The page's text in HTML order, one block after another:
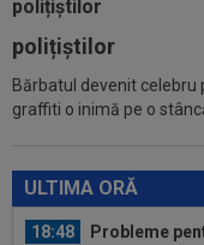
polițiștilor
Bărbatul devenit celebru
graffiti o inimă pe o
ULTIMA ORĂ
18:20
(P) O nouă
Superbet pentru etapa
18:51 LIVE
Bistrița 0-0, ACUM,
21:30, la DGS 1.
18:48
Probleme